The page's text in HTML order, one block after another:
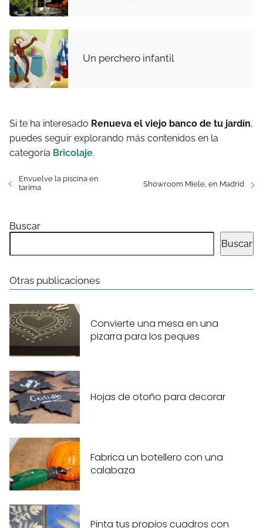
Un perchero infantil
Si te ha interesado Renueva el viejo banco de tu jardín,
puedes seguir explorando más contenidos en la
categoría Bricolaje.
Envuelve la piscina en
tarima
Showroom Miele, en Madrid
Buscar
Buscar
Otras publicaciones
Convierte una mesa en una
pizarra para los peques
Hojas de otoño para decorar
Fabrica un botellero con una
calabaza
Pinta tus propios cuadros con